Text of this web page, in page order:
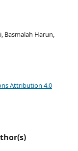
Basmalah Harun,
Attribution 4.0